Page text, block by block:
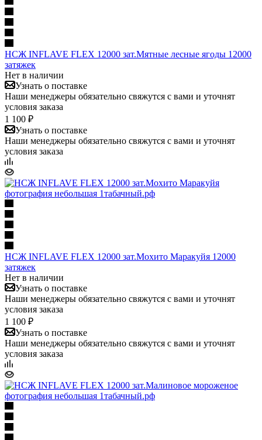
НСЖ INFLAVE FLEX 12000 зат.Мятные лесные ягоды 12000
затяжек
Нет в наличии
Узнать о поставке
Наши менеджеры обязательно свяжутся с вами и уточнят
условия заказа
1 100 ₽
Узнать о поставке
Наши менеджеры обязательно свяжутся с вами и уточнят
условия заказа
НСЖ INFLAVE FLEX 12000 зат.Мохито Маракуйя 12000
затяжек
Нет в наличии
Узнать о поставке
Наши менеджеры обязательно свяжутся с вами и уточнят
условия заказа
1 100 ₽
Узнать о поставке
Наши менеджеры обязательно свяжутся с вами и уточнят
условия заказа